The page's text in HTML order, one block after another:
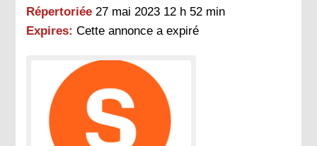
Répertoriée 27 mai 2023 12 h 52 min
Expires: Cette annonce a expiré